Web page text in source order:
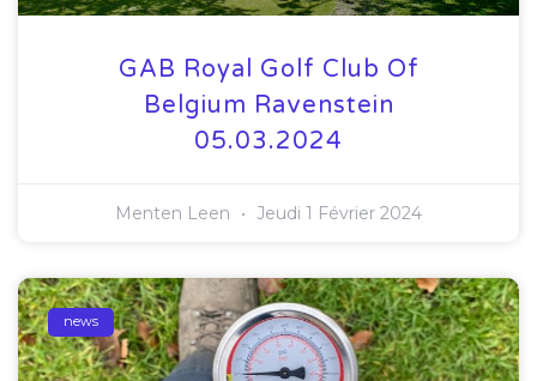
GAB Royal Golf Club Of
Belgium Ravenstein
05.03.2024
Menten Leen Jeudi 1 Février 2024
news